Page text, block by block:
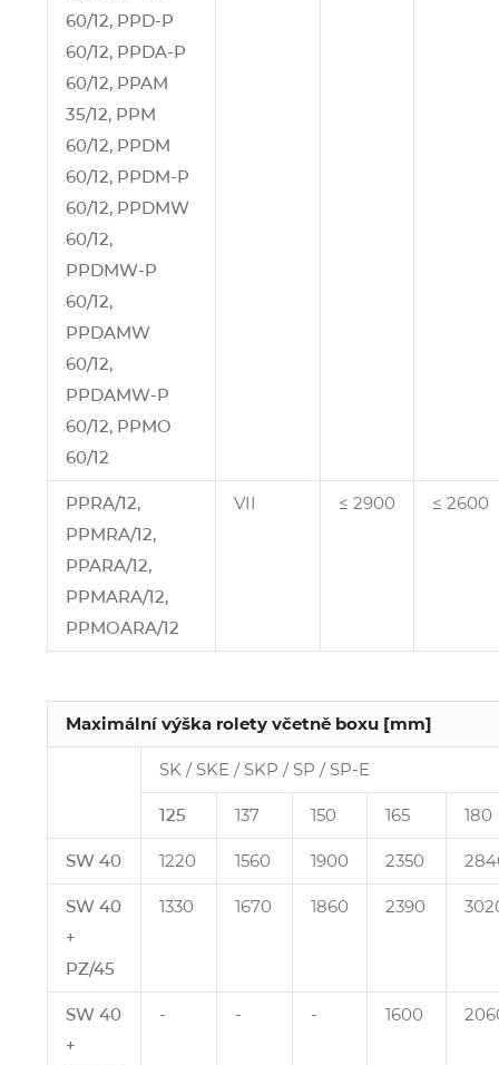
60/12, PPD‑P
60/12, PPDA‑P
60/12, PPAM
35/12, PPM
60/12, PPDM
60/12, PPDM‑P
60/12, PPDMW
60/12,
PPDMW‑P
60/12,
PPDAMW
60/12,
PPDAMW‑P
60/12, PPMO
60/12
PPRA/12,
PPMRA/12,
PPARA/12,
PPMARA/12,
PPMOARA/12
VII ≤ 2900 ≤ 2600
Maximální výška rolety včetně boxu [mm]
SK / SKE / SKP / SP / SP‑E
125 137 150 165 180
SW 40 1220 1560 1900 2350
SW 40
+
PZ/45
1330 1670 1860 2390
SW 40
+
‑ ‑ ‑ 1600